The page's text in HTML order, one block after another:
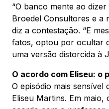
“O banco mente ao
Broedel Consultores e a
diz a contestação. “E
fatos, optou por ocultar
uma versão distorcida à
O acordo com Eliseu: o
O episódio mais sensível
Eliseu Martins. Em